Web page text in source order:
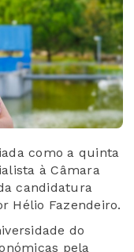
como a quinta
à Câmara
candidatura
Hélio Fazendeiro.
do
pela